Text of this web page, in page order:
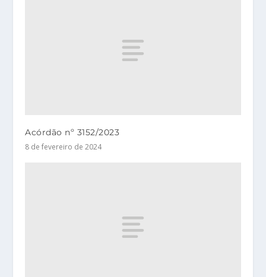
Acórdão nº 3152/2023
8 de fevereiro de 2024